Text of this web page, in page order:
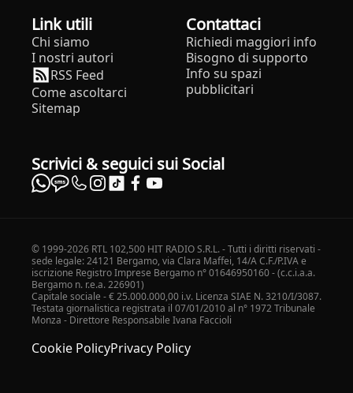
Link utili
Chi siamo
I nostri autori
RSS Feed
Come ascoltarci
Sitemap
Contattaci
Richiedi maggiori info
Bisogno di supporto
Info su spazi
pubblicitari
Scrivici & seguici sui Social
© 1999-2026 RTL 102,500 HIT RADIO S.R.L. - Tutti i diritti riservati -
sede legale: 24121 Bergamo, via Clara Maffei, 14/A C.F./P.IVA e
iscrizione Registro Imprese Bergamo n° 01646950160 - (c.c.i.a.a.
Bergamo n. r.e.a. 226901)
Capitale sociale - € 25.000.000,00 i.v. Licenza SIAE N. 3210/I/3087.
Testata giornalistica registrata il 07/01/2010 al n° 1972 Tribunale
Monza - Direttore Responsabile Ivana Faccioli
Cookie PolicyPrivacy Policy